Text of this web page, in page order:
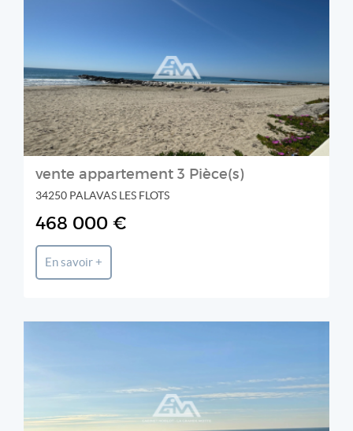
vente appartement 3 Pièce(s)
34250 PALAVAS LES FLOTS
468 000 €
En savoir +
Agence de la GRANDE MOTTE